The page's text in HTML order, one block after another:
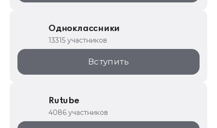
Одноклассники
13315 участников
Вступить
Rutube
4086 участников